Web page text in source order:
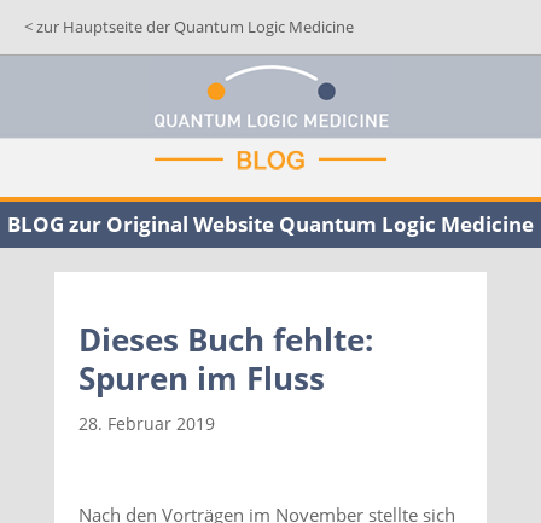
< zur Hauptseite der Quantum Logic Medicine
BLOG zur Original Website Quantum Logic Medicine
Dieses Buch fehlte:
Spuren im Fluss
28. Februar 2019
Nach den Vorträgen im November stellte sich